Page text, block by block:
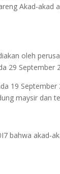
Akad-akad
oleh
29 September
19
maysir dan
bahwa akad-